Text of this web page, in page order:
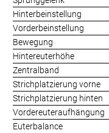
Hinterbeinstellung
Vorderbeinstellung
Bewegung
Hintereuterhöhe
Zentralband
Strichplatzierung vorne
Strichplatzierung hinten
Vordereuteraufhängung
Euterbalance